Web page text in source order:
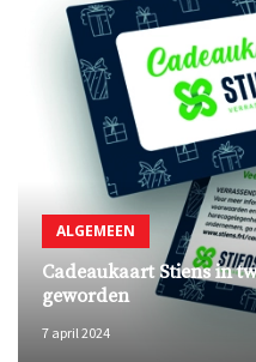
ALGEMEEN
Cadeaukaart Stiens in
geworden
7 april 2024